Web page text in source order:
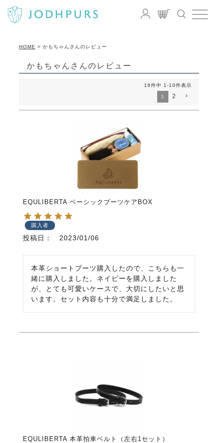
HOME かもちゃんさんのレビュー
かもちゃんさんのレビュー
16件中 1-10件表示
1 2
EQULIBERTA ベーシックブーツケアBOX
購入者
投稿日 2023/01/06
本革ショートブーツ購入したので、こちらも一
緒に購入しました。ネイビーを購入しました
が、とても可愛いケースで、大切にしたいと思
います。セット内容も十分で満足しました。
EQULIBERTA 本革拍車ベルト（左右1セット）